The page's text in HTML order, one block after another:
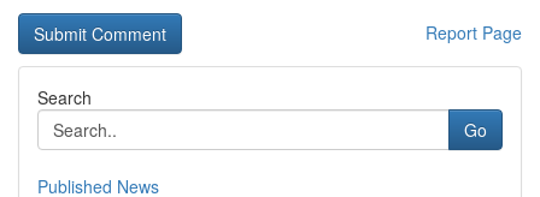
Report Page
Search
Go
Published News